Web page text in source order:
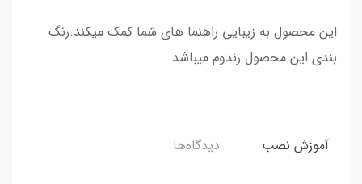
این محصول به زیبایی راهنما های شما کمک میکند.رنگ
بندی این محصول رندوم میباشد
آموزش نصب دیدگاه‌ها